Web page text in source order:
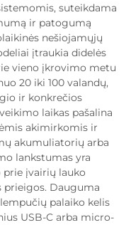
suteikdama
ir patogumą
nešiojamųjų
įtraukia didelės
vieno įkrovimo metu
20 iki 100 valandų,
ir konkrečios
laikas pašalina
akimirkomis ir
akumuliatorių arba
lankstumas yra
prie įvairių lauko
Dauguma
palaiko kelis
USB-C arba micro-